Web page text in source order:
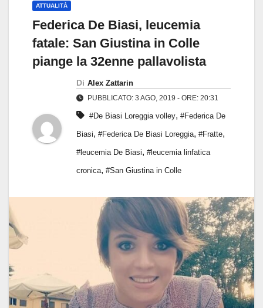
ATTUALITÀ
Federica De Biasi, leucemia
fatale: San Giustina in Colle
piange la 32enne pallavolista
Di Alex Zattarin
PUBBLICATO: 3 AGO, 2019 - ORE: 20:31
#De Biasi Loreggia volley, #Federica De
Biasi, #Federica De Biasi Loreggia, #Fratte,
#leucemia De Biasi, #leucemia linfatica
cronica, #San Giustina in Colle